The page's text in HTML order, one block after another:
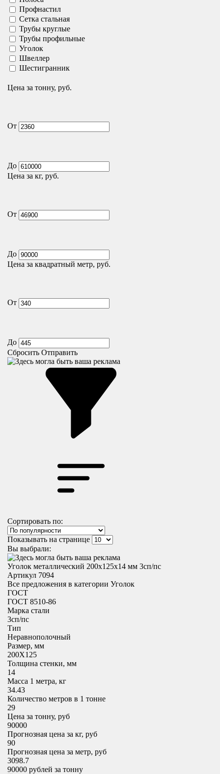
Профнастил
Сетка стальная
Трубы круглые
Трубы профильные
Уголок
Швеллер
Шестигранник
Цена за тонну, руб.
От
До
Цена за кг, руб.
От
До
Цена за квадратный метр, руб.
От
До
Сбросить Отправить
Сортировать по:
Показывать на странице
Вы выбрали:
Уголок металлический 200x125х14 мм 3сп/пс
Артикул 7094
Все предложения в категории Уголок
ГОСТ
ГОСТ 8510-86
Марка стали
3сп/пс
Тип
Неравнополочный
Размер, мм
200X125
Толщина стенки, мм
14
Масса 1 метра, кг
34.43
Количество метров в 1 тонне
29
Цена за тонну, руб
90000
Прогнозная цена за кг, руб
90
Прогнозная цена за метр, руб
3098.7
90000 рублей за тонну